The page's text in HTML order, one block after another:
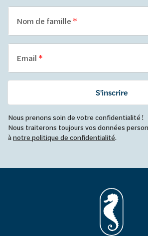
Nom de famille
Email
S'inscrire
Nous prenons soin de votre confidentialité !
Nous traiterons toujours vos données
ànotre politique de confidentialité.